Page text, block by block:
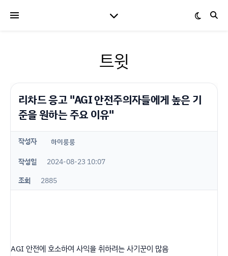
트윗
리차드 응고 "AGI 안전주의자들에게 높은 기
준을 원하는 주요 이유"
작성자 하이룽룽
작성일
2024-08-23 10:07
조회
2885
AGI 안전에 호소하여 사익을 취하려는 사기꾼이 많음